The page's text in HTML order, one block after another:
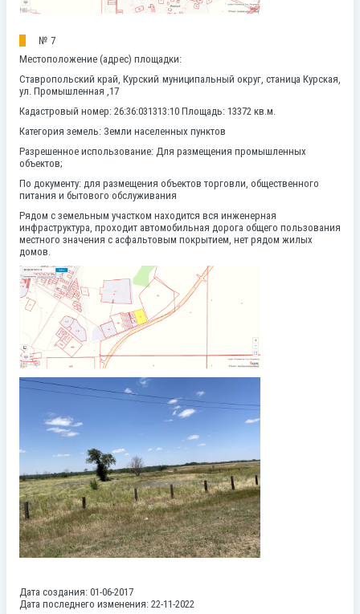
№ 7
Местоположение (адрес) площадки:
Ставропольский край, Курский муниципальный округ, станица Курская,
ул. Промышленная ,17
Кадастровый номер: 26:36:031313:10 Площадь: 13372 кв.м.
Категория земель: Земли населенных пунктов
Разрешенное использование: Для размещения промышленных
объектов;
По документу: для размещения объектов торговли, общественного
питания и бытового обслуживания
Рядом с земельным участком находится вся инженерная
инфраструктура, проходит автомобильная дорога общего пользования
местного значения с асфальтовым покрытием, нет рядом жилых
домов.
Дата создания: 01-06-2017
Дата последнего изменения: 22-11-2022